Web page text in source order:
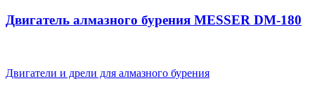
Двигатель алмазного бурения MESSER DM-180
Двигатели и дрели для алмазного бурения